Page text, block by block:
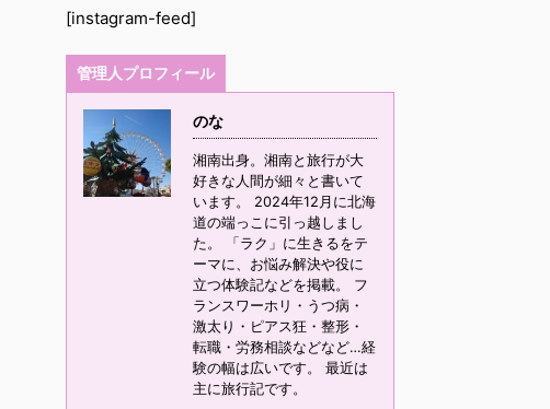
[instagram-feed]
管理人プロフィール
のな
湘南出身。湘南と旅行が大
好きな人間が細々と書いて
います。 2024年12月に北海
道の端っこに引っ越しまし
た。 「ラク」に生きるをテ
ーマに、お悩み解決や役に
立つ体験記などを掲載。 フ
ランスワーホリ・うつ病・
激太り・ピアス狂・整形・
転職・労務相談などなど…経
験の幅は広いです。 最近は
主に旅行記です。